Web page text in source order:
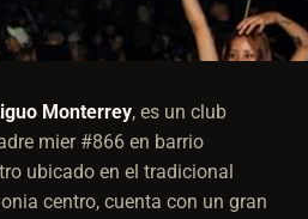
Monterrey, es un club
mier #866 en barrio
ubicado en el tradicional
centro, cuenta con un gran